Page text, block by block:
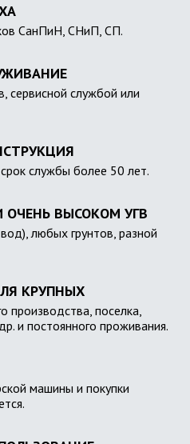
СанПиН, СНиП, СП.
сервисной службой или
службы более 50 лет.
ВЫСОКОМ УГВ
любых грунтов, разной
КРУПНЫХ
производства, поселка,
и постоянного проживания.
машины и покупки